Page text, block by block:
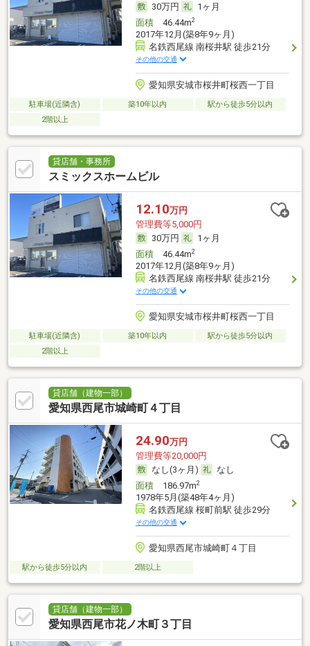
30万円
1ヶ月
面積46.44m2
2017年12月(築8年9ヶ月)
名鉄西尾線 南桜井駅 徒歩21分
その他の交通
愛知県安城市桜井町桜西一丁目
駐車場(近隣含) 築10年以内
駅から徒歩5分以内
2階以上
貸店舗・事務所
スミックスホームビル
12.10万円
管理費等5,000円
30万円
1ヶ月
面積46.44m2
2017年12月(築8年9ヶ月)
名鉄西尾線 南桜井駅 徒歩21分
その他の交通
愛知県安城市桜井町桜西一丁目
駐車場(近隣含) 築10年以内
駅から徒歩5分以内
2階以上
貸店舗（建物一部）
愛知県西尾市城崎町４丁目
24.90万円
管理費等20,000円
なし(3ヶ月)
なし
面積186.97m2
1978年5月(築48年4ヶ月)
名鉄西尾線 桜町前駅 徒歩29分
その他の交通
愛知県西尾市城崎町４丁目
駅から徒歩5分以内 2階以上
貸店舗（建物一部）
愛知県西尾市花ノ木町３丁目